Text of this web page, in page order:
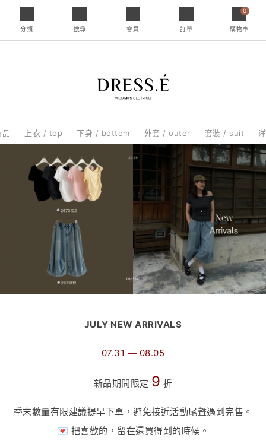
分類 搜尋 會員 訂單
0
購物車
品 上衣 / top 下身 / bottom 外套 / outer 套裝 / suit
JULY NEW ARRIVALS
07.31 — 08.05
新品期間限定 9 折
季末數量有限建議提早下單，避免接近活動尾聲遇到完售。
💌 把喜歡的，留在還買得到的時候。